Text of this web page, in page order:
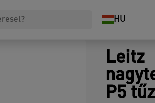
HU
Leitz
P5